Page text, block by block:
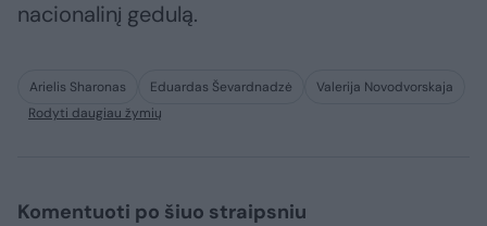
nacionalinį gedulą.
Arielis Sharonas Eduardas Ševardnadzė
Valerija Novodvorskaja
Rodyti daugiau žymių
Komentuoti po šiuo straipsniu